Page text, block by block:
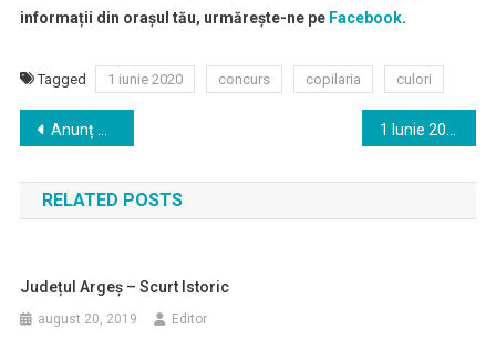
informații din orașul tău, urmărește-ne pe Facebook.
Tagged 1 iunie 2020 concurs copilaria culori
Navigare
în
articole
Anunț Publitrans
RELATED POSTS
Județul Argeș – Scurt Istoric
august 20, 2019 Editor